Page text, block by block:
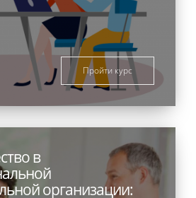
Пройти курс
в
организации: